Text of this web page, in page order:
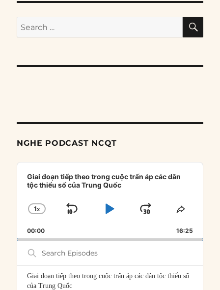
Search
for:
NGHE PODCAST NCQT
Audio
Player
Giai đoạn tiếp theo trong cuộc trấn áp các dân
tộc thiểu số của Trung Quốc
CHANGE
RATE
1X
SKIP
PLAYJUMP
FORWARD
SHARE
00:00 16:25
Search
Episodes
Giai đoạn tiếp theo trong cuộc trấn áp các dân tộc thiểu số
của Trung Quốc